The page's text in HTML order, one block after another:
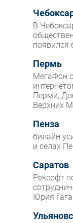
В
появился
Пермь
МегаФон
Перми,
Верхних
Пенза
билайн
и селах
Саратов
Рексофт
Юрия